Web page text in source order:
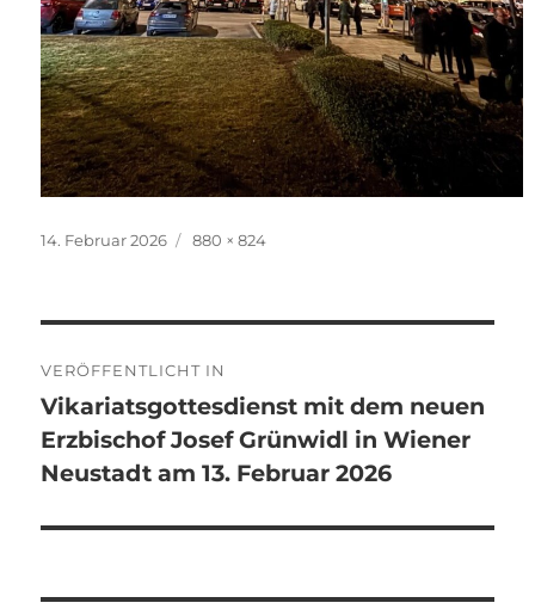
Veröffentlicht
14. Februar 2026 Originalgröße
880 × 824
VERÖFFENTLICHT IN
Vikariatsgottesdienst mit dem neuen
Erzbischof Josef Grünwidl in Wiener
Neustadt am 13. Februar 2026